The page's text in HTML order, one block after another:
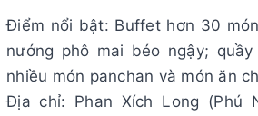
Điểm nổi bật: Buffet hơn 30
nướng phô mai béo ngậy;
nhiều món panchan và món ăn
Địa chỉ: Phan Xích Long (Phú